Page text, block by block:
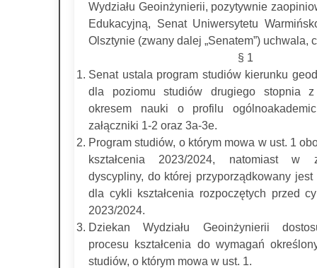
Wydziału Geoinżynierii, pozytywnie
Edukacyjną, Senat Uniwersytetu
Olsztynie (zwany dalej „Senatem”) uchwala,
§ 1
Senat ustala program studiów kierunku
dla poziomu studiów drugiego stopnia z
okresem nauki o profilu
załączniki 1-2 oraz 3a-3e.
Program studiów, o którym mowa w ust. 1
kształcenia 2023/2024, natomiast w
dyscypliny, do której przyporządkowany
dla cykli kształcenia rozpoczętych przed
2023/2024.
Dziekan Wydziału Geoinżynierii
procesu kształcenia do wymagań
studiów, o którym mowa w ust. 1.